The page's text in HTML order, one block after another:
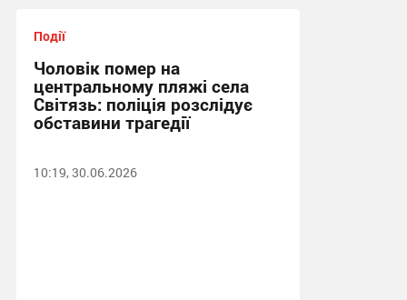
Події
Чоловік помер на
центральному пляжі села
Світязь: поліція розслідує
обставини трагедії
10:19, 30.06.2026